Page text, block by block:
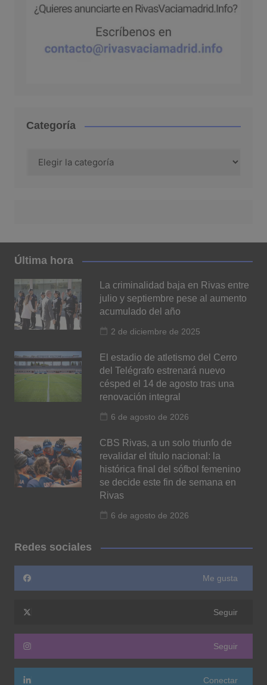
Categoría
Última hora
La criminalidad baja en Rivas entre
julio y septiembre pese al aumento
acumulado del año
2 de diciembre de 2025
El estadio de atletismo del Cerro
del Telégrafo estrenará nuevo
césped el 14 de agosto tras una
renovación integral
6 de agosto de 2026
CBS Rivas, a un solo triunfo de
revalidar el título nacional: la
histórica final del sófbol femenino
se decide este fin de semana en
Rivas
6 de agosto de 2026
Redes sociales
Me gusta
Seguir
Seguir
Conectar